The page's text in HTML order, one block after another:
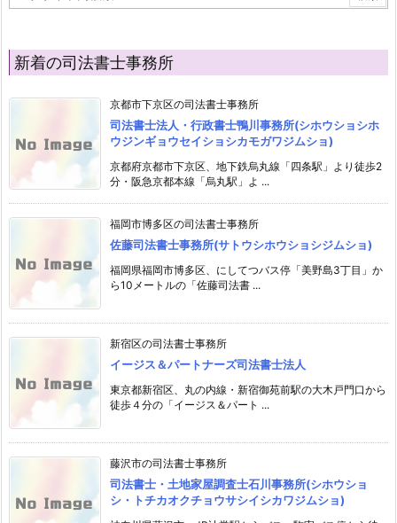
新着の司法書士事務所
京都市下京区の司法書士事務所
司法書士法人・行政書士鴨川事務所(シホウショシホ
ウジンギョウセイショシカモガワジムショ)
京都府京都市下京区、地下鉄烏丸線「四条駅」より徒歩2
分・阪急京都本線「烏丸駅」よ ...
福岡市博多区の司法書士事務所
佐藤司法書士事務所(サトウシホウショシジムショ)
福岡県福岡市博多区、にしてつバス停「美野島3丁目」か
ら10メートルの「佐藤司法書 ...
新宿区の司法書士事務所
イージス＆パートナーズ司法書士法人
東京都新宿区、丸の内線・新宿御苑前駅の大木戸門口から
徒歩４分の「イージス＆パート ...
藤沢市の司法書士事務所
司法書士・土地家屋調査士石川事務所(シホウショ
シ・トチカオクチョウサシイシカワジムショ)